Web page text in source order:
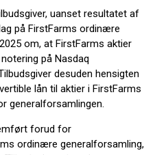
uanset resultatet af
på FirstFarms ordinære
om, at FirstFarms aktier
på Nasdaq
desuden hensigten
lån til aktier i FirstFarms
generalforsamlingen.
forud for
ordinære generalforsamling,